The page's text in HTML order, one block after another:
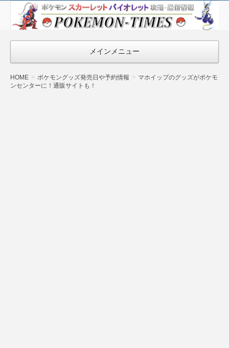
ポケモン最新
情報まとめ
『POKEMON-
TIMES』
メインメニュー
HOME ポケモングッズ発売日や予約情報
マホイップのグッズがポケモ
ンセンターに！通販サイトも！